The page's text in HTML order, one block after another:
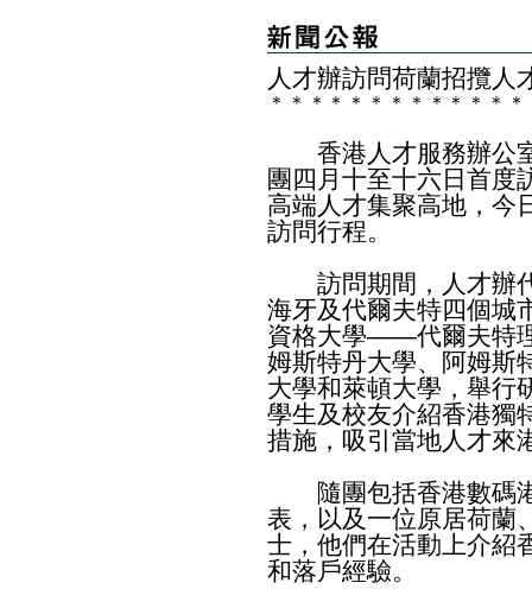
人才辦訪問荷蘭招攬人
＊ ＊ ＊ ＊ ＊ ＊ ＊ ＊ ＊ ＊ ＊ ＊ ＊
香港人才服務辦公室
團四月十至十六日首度
高端人才集聚高地，今
訪問行程。
訪問期間，人才辦代
海牙及代爾夫特四個城
資格大學——代爾夫特
姆斯特丹大學、阿姆斯
大學和萊頓大學，舉行
學生及校友介紹香港獨
措施，吸引當地人才來
隨團包括香港數碼港
表，以及一位原居荷蘭
士，他們在活動上介紹
和落戶經驗。